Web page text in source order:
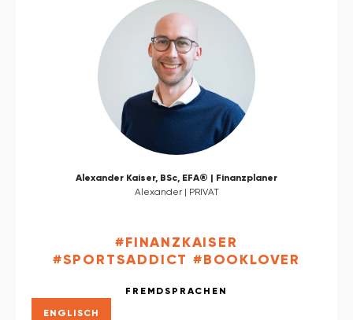
Alexander Kaiser, BSc, EFA® | Finanzplaner
Alexander | PRIVAT
#FINANZKAISER
#SPORTSADDICT #BOOKLOVER
FREMDSPRACHEN
ENGLISCH